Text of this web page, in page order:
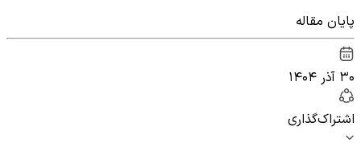
پایان مقاله
۳۰ آذر ۱۴۰۴
اشتراک‌گذاری